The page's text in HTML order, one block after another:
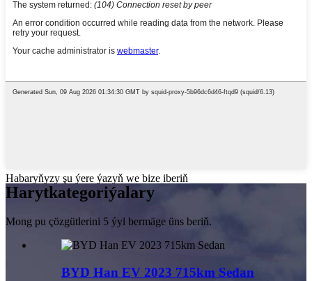
Habaryňyzy şu ýere ýazyň we bize iberiň
Harytkategoriýalary
Mong pu çözgütlerini 5 ýyl bermäge üns beriň.
BYD Han EV 2023 715km Sedan